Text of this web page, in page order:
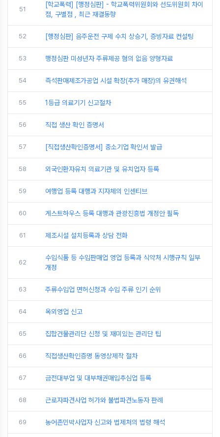
51
[학교폭력] [행정심판] - 학교폭력위원회와 선도위원회 차이
점, 구별점 , 최근 재결동향
52 [행정심판] 음주운전 구제 수치 상승기, 증빙자료 컨설팅
53 행정심판 미성년자 주류제공 혐의 없음 양형자료
54 즉석판매제조가공업 시설 확장(추가 매장)의 유권해석
55 1등급 의료기기 신고절차
56 직접 생산 확인 증명서
57 [직접생산확인증명서] 중소기업 확인서 발급
58 외국인환자유치 의료기관 및 유치업자 등록
59 여행업 등록 대행과 지자체의 인센티브
60 게스트하우스 등록 대행과 관광진흥법 개정안 필독
61 제조시설 설치등록과 상담 전화
62
수입식품 등 수입판매업 영업 등록과 식약처 시행규칙 일부
개정
63 주류수입업 면허신청과 수입 주류 인기 순위
64 옥외영업 신고
65 집합건물관리단 신청 및 재미있는 관리단 팁
66 직접생산확인증명 동영상제작 절차
67 금전대부업 및 대부채권매입추심업 등록
68 근로자파견사업 허가와 불법파견노동자 판례
69 농어촌민박사업자 신고와 법제처의 법령 해석